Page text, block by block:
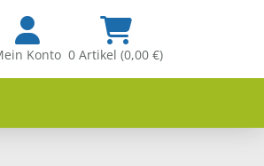
Konto 0 Artikel (0,00 €)